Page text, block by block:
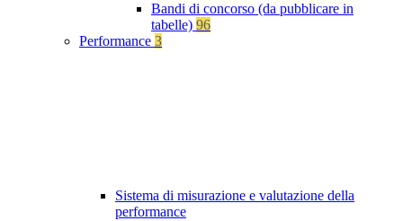
Bandi di concorso (da pubblicare in
tabelle) 96
Performance 3
Sistema di misurazione e valutazione della
performance